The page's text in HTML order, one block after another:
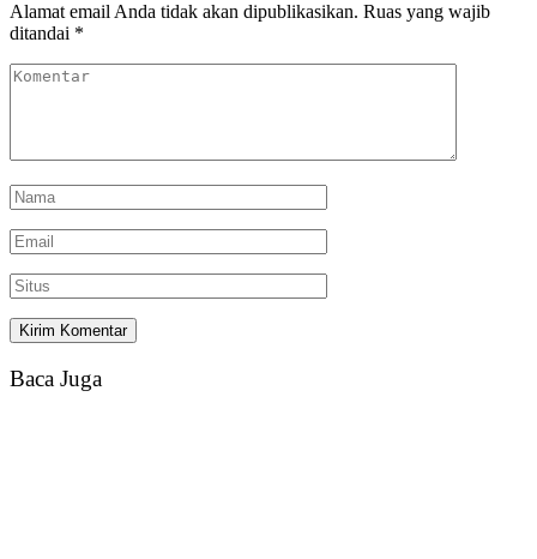
Alamat email Anda tidak akan dipublikasikan. Ruas yang wajib
ditandai *
Baca Juga